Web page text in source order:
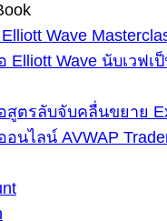
Wave
Elliott Wave นับเวฟเ
สูตรลับจับคลื่นขยาย
อนไลน์ AVWAP